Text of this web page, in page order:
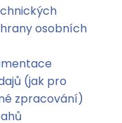
osobních
(jak pro
zpracování)